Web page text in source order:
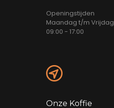
Openingstijden
Maandag t/m Vrijdag
09:00 - 17:00
Onze Koffie